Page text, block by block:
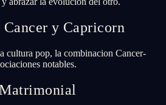
Cancer y Capricorn
cultura pop, la combinacion Cancer-
notables.